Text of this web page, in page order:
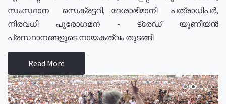
സംസ്ഥാന സെക്രട്ടറി, ദേശാഭിമാനി പത്രാധിപർ,
നിരവധി പുരോഗമന - ട്രേഡ് യൂണിയൻ
പ്രസ്ഥാനങ്ങളുടെ നായകത്വം തുടങ്ങി
Read More